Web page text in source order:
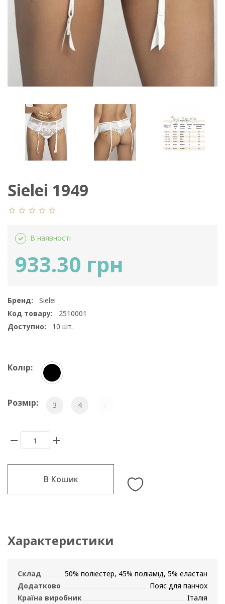
Sielei 1949
В наявності
933.30 грн
Бренд:
Sielei
Код товару:
2510001
Доступно:
10 шт.
Колір:
Розмір: 3 4
В Кошик
Характеристики
Склад
50% поліестер, 45% поліамід, 5% еластан
Додатково
Пояс для панчох
Країна виробник
Італія